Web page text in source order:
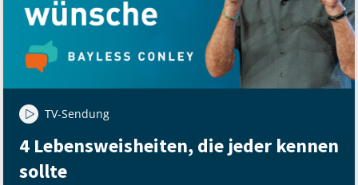
TV-Sendung
4 Lebensweisheiten, die jeder kennen
sollte